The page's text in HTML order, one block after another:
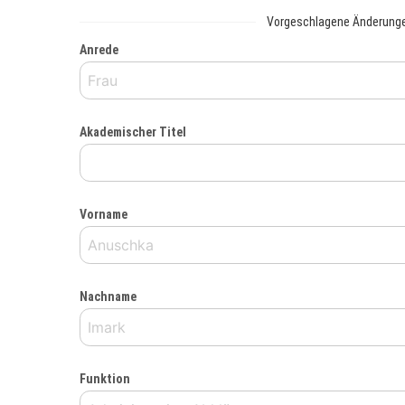
Vorgeschlagene
Anrede
Akademischer Titel
Vorname
Nachname
Funktion